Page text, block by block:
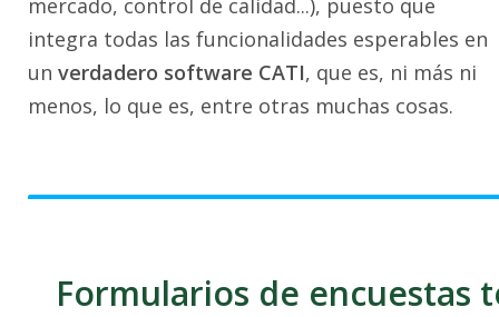
mercado, control de calidad...), puesto que
integra todas las funcionalidades esperables en
un verdadero software CATI, que es, ni más ni
menos, lo que es, entre otras muchas cosas.
Formularios de